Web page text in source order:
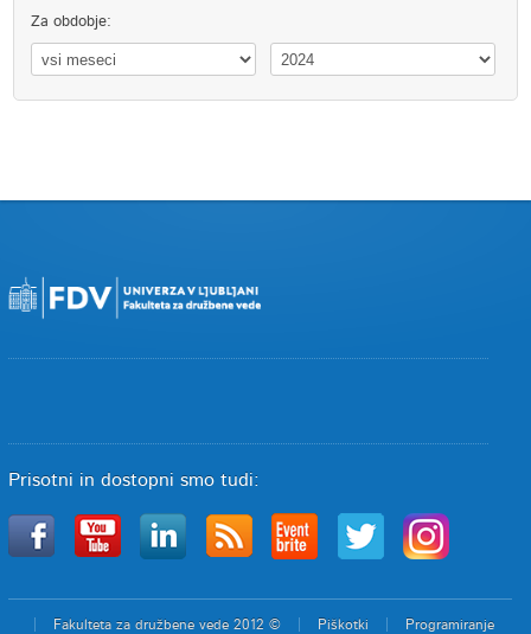
Za obdobje:
Prisotni in dostopni smo tudi:
Fakulteta za družbene vede 2012 © Piškotki Programiranje